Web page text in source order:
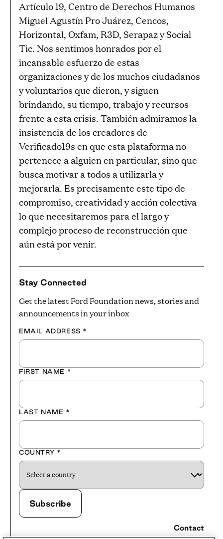
Artículo 19, Centro de Derechos Humanos
Miguel Agustín Pro Juárez, Cencos,
Horizontal, Oxfam, R3D, Serapaz y Social
Tic. Nos sentimos honrados por el
incansable esfuerzo de estas
organizaciones y de los muchos ciudadanos
y voluntarios que dieron, y siguen
brindando, su tiempo, trabajo y recursos
frente a esta crisis. También admiramos la
insistencia de los creadores de
Verificado19s en que esta plataforma no
pertenece a alguien en particular, sino que
busca motivar a todos a utilizarla y
mejorarla. Es precisamente este tipo de
compromiso, creatividad y acción colectiva
lo que necesitaremos para el largo y
complejo proceso de reconstrucción que
aún está por venir.
Stay Connected
Get the latest Ford Foundation news, stories and
announcements in your inbox
EMAIL ADDRESS *
FIRST NAME *
LAST NAME *
COUNTRY *
Contact